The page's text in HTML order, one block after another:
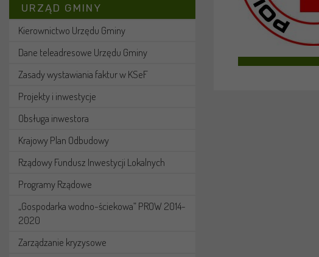
URZĄD GMINY
Kierownictwo Urzędu Gminy
Dane teleadresowe Urzędu Gminy
Zasady wystawiania faktur w KSeF
Projekty i inwestycje
Obsługa inwestora
Krajowy Plan Odbudowy
Rządowy Fundusz Inwestycji Lokalnych
Programy Rządowe
„Gospodarka wodno-ściekowa” PROW 2014-
2020
Zarządzanie kryzysowe